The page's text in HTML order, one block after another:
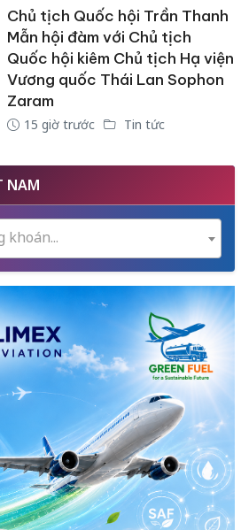
Chủ tịch Quốc hội Trần Thanh
Mẫn hội đàm với Chủ tịch
Quốc hội kiêm Chủ tịch Hạ viện
Vương quốc Thái Lan Sophon
Zaram
15 giờ trước Tin tức
NAM
khoán...